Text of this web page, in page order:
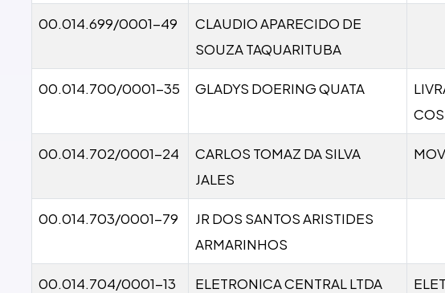
00.014.699/0001-49
CLAUDIO APARECIDO DE
SOUZA TAQUARITUBA
00.014.700/0001-35 GLADYS DOERING QUATA
00.014.702/0001-24
CARLOS TOMAZ DA SILVA
JALES
00.014.703/0001-79
JR DOS SANTOS ARISTIDES
ARMARINHOS
00.014.704/0001-13 ELETRONICA CENTRAL LTDA